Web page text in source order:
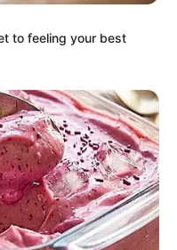
hogy én ne
adni
akik már nem
is tovább.
to feeling your best